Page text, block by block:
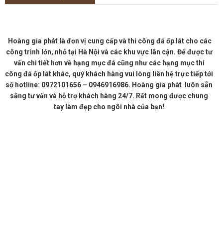
Hoàng gia phát là đơn vị cung cấp và thi công đá ốp lát cho các
công trình lớn, nhỏ tại Hà Nội và các khu vực lân cận. Để được tư
vấn chi tiết hơn về hạng mục đá cũng như các hạng mục thi
công đá ốp lát khác, quý khách hàng vui lòng liên hệ trực tiếp tới
số hotline: 0972101656 – 0946916986. Hoàng gia phát luôn sẵn
sằng tư vấn và hỗ trợ khách hàng 24/7. Rất mong được chung
tay làm đẹp cho ngôi nhà của bạn!